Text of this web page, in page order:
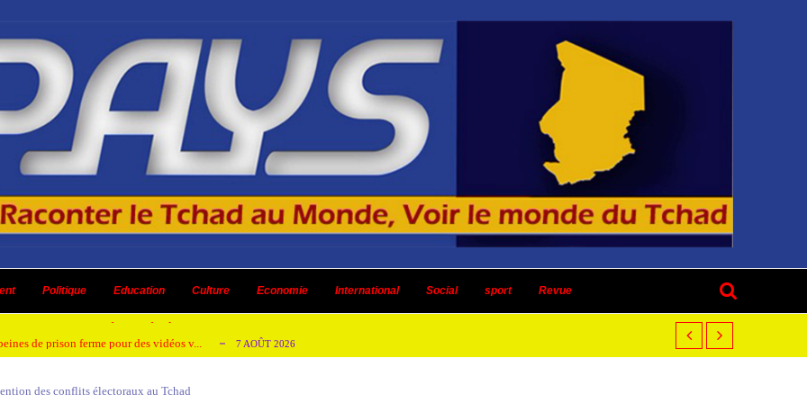
Politique Education Culture Economie International Social sport Revue
en Afrique de l’Ouest et du Ce... 4 AOÛT 2026
un dividende ni une quelconque plus-... 3 AOÛT 2026
de prison ferme pour des vidéos v... 7 AOÛT 2026
de création des journaux en ligne...
des conflits électoraux au Tchad